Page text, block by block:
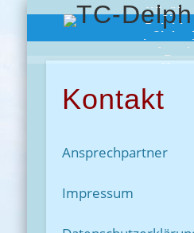
Wir
Kontakt
Ansprechpartner
Impressum